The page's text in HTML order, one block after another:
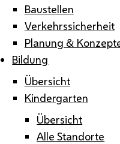
Baustellen
Verkehrssicherheit
Planung &
Bildung
Übersicht
Kindergarten
Übersicht
Alle Standorte